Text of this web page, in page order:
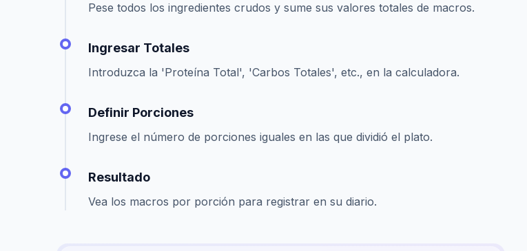
Pese todos los ingredientes crudos y sume sus valores totales de macros.
Ingresar Totales
Introduzca la 'Proteína Total', 'Carbos Totales', etc., en la calculadora.
Definir Porciones
Ingrese el número de porciones iguales en las que dividió el plato.
Resultado
Vea los macros por porción para registrar en su diario.